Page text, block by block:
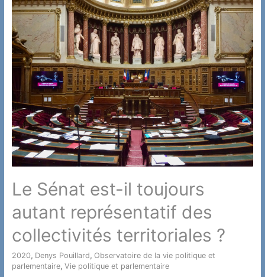
Le Sénat est-il toujours
autant représentatif des
collectivités territoriales ?
2020, Denys Pouillard, Observatoire de la vie politique et
parlementaire, Vie politique et parlementaire/ Par